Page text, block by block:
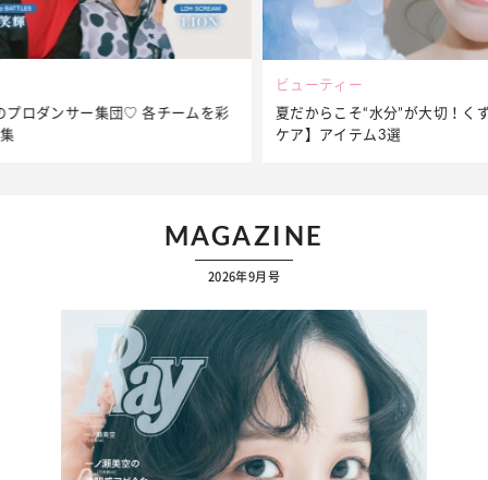
夏だからこそ“水分”が大切！くずれないメイクをつくる【保湿
MAGAZINE
2026年9月号